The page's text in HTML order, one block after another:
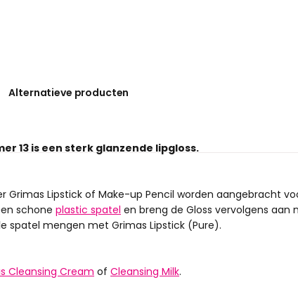
Alternatieve producten
13 is een sterk glanzende lipgloss.
Grimas Lipstick of Make-up Pencil worden aangebracht
schone plastic spatel en breng de Gloss vervolgens aan
spatel mengen met Grimas Lipstick (Pure).
Cleansing Cream of Cleansing Milk.